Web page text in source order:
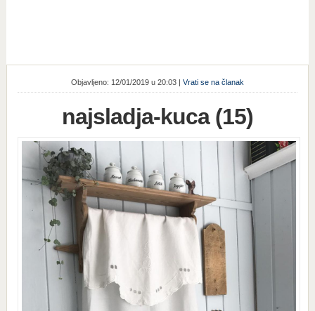
Objavljeno: 12/01/2019 u 20:03 | Vrati se na članak
najsladja-kuca (15)